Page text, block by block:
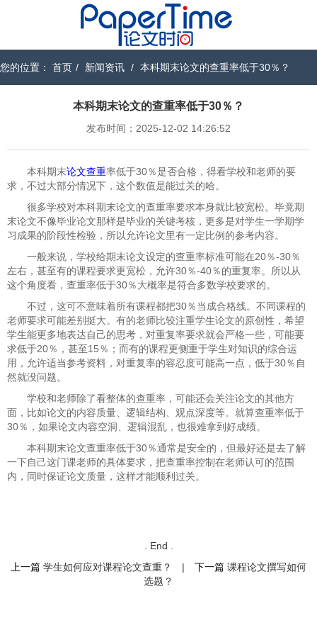
您的位置： 首页 / 新闻资讯 / 本科期末论文的查重率低于30％？
本科期末论文的查重率低于30％？
发布时间：2025-12-02 14:26:52
本科期末论文查重率低于30％是否合格，得看学校和老师的要
求，不过大部分情况下，这个数值是能过关的哈。
很多学校对本科期末论文的查重率要求本身就比较宽松。毕竟期
末论文不像毕业论文那样是毕业的关键考核，更多是对学生一学期学
习成果的阶段性检验，所以允许论文里有一定比例的参考内容。
一般来说，学校给期末论文设定的查重率标准可能在20％-30％
左右，甚至有的课程要求更宽松，允许30％-40％的重复率。所以从
这个角度看，查重率低于30％大概率是符合多数学校要求的。
不过，这可不意味着所有课程都把30％当成合格线。不同课程的
老师要求可能差别挺大。有的老师比较注重学生论文的原创性，希望
学生能更多地表达自己的思考，对重复率要求就会严格一些，可能要
求低于20％，甚至15％；而有的课程更侧重于学生对知识的综合运
用，允许适当参考资料，对重复率的容忍度可能高一点，低于30％自
然就没问题。
学校和老师除了看整体的查重率，可能还会关注论文的其他方
面，比如论文的内容质量、逻辑结构、观点深度等。就算查重率低于
30％，如果论文内容空洞、逻辑混乱，也很难拿到好成绩。
本科期末论文查重率低于30％通常是安全的，但最好还是去了解
一下自己这门课老师的具体要求，把查重率控制在老师认可的范围
内，同时保证论文质量，这样才能顺利过关。
. End .
上一篇 学生如何应对课程论文查重？ | 下一篇 课程论文撰写如何
选题？